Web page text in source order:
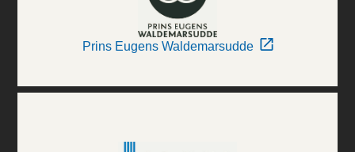
Prins Eugens Waldemarsudde